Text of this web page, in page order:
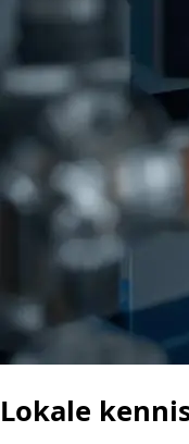
Lokale